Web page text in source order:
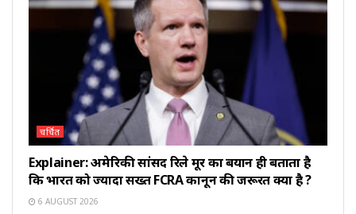
चर्चित
Explainer: अमेरिकी सांसद रिले मूर का बयान ही बताता है
कि भारत को ज्यादा सख्त FCRA कानून की जरूरत क्यों है ?
6 AUGUST 2026